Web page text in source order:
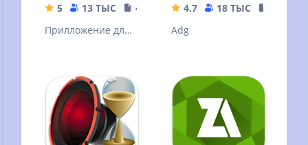
5 13 ТЫС
4.04 MB
Прилложение для
4.7 18 ТЫС
Adg